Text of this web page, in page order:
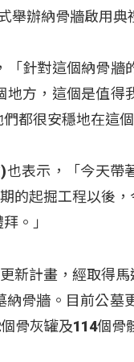
舉辦納骨牆啟用典
「針對這個納骨
方，這個是值
都很安穩地在這個
表示，「今天帶
的起掘工程以後
。」
新計畫，經取得
納骨牆。目前公
骨灰罐及114個骨